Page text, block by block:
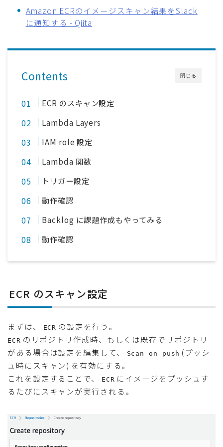
Amazon ECRのイメージスキャン結果をSlack
に通知する - Qiita
閉じる
Contents
ECR のスキャン設定
Lambda Layers
IAM role 設定
Lambda 関数
トリガー設定
動作確認
Backlog に課題作成もやってみる
動作確認
ECR のスキャン設定
まずは、 ECR の設定を行う。
ECR のリポジトリ作成時、もしくは既存でリポジトリ
がある場合は設定を編集して、
Scan on push (プッシ
ュ時にスキャン) を有効にする。
これを設定することで、
ECR にイメージをプッシュす
るたびにスキャンが実行される。